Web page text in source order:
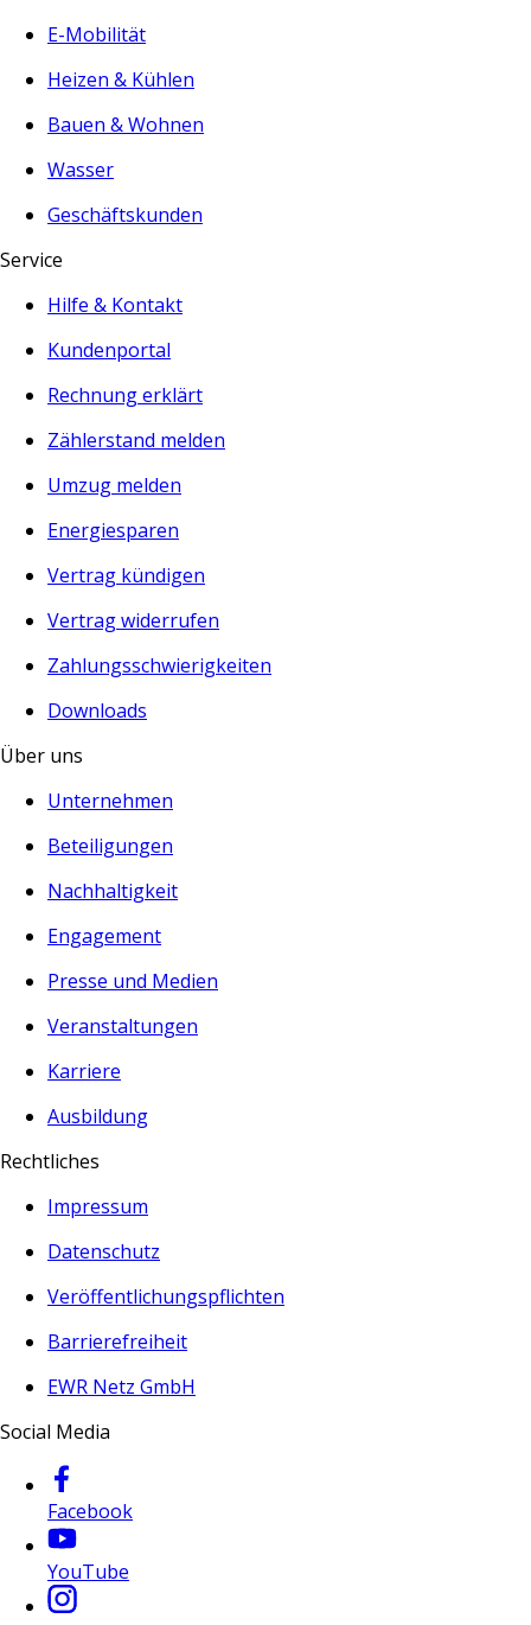
E-Mobilität
Heizen & Kühlen
Bauen & Wohnen
Wasser
Geschäftskunden
Service
Hilfe & Kontakt
Kundenportal
Rechnung erklärt
Zählerstand melden
Umzug melden
Energiesparen
Vertrag kündigen
Vertrag widerrufen
Zahlungsschwierigkeiten
Downloads
Über uns
Unternehmen
Beteiligungen
Nachhaltigkeit
Engagement
Presse und Medien
Veranstaltungen
Karriere
Ausbildung
Rechtliches
Impressum
Datenschutz
Veröffentlichungspflichten
Barrierefreiheit
EWR Netz GmbH
Social Media
Facebook
YouTube